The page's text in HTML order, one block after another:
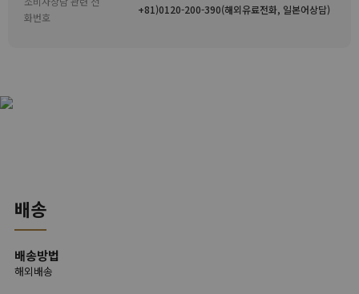
화번호
+81)0120-200-390(해외유료전화, 일본어상담)
배송
배송방법
해외배송